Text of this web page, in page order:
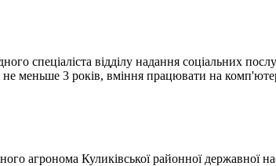
спеціаліста відділу надання соціальних
меньше 3 років, вміння працювати на
агронома Куликівської районної державної